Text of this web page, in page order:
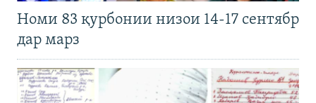
Номи 83 қурбонии низои 14-17 сентябр
дар марз